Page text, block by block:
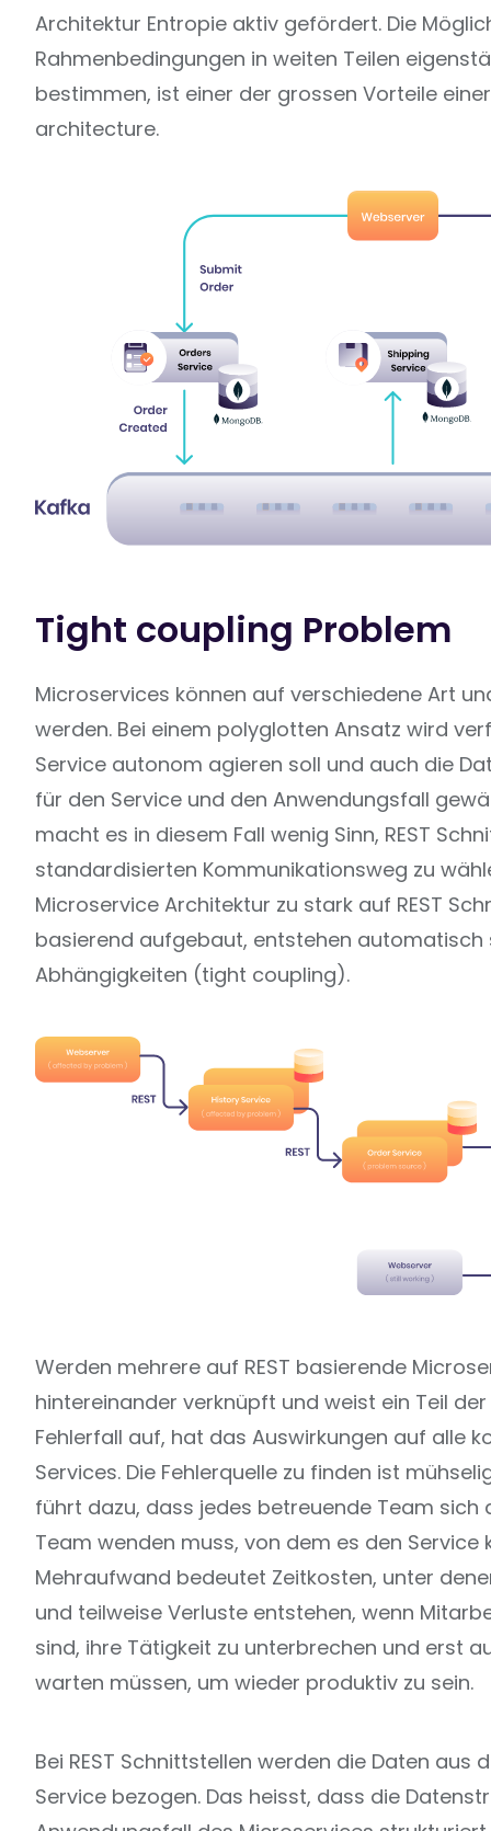
Architektur Entropie aktiv gefördert. Die
Rahmenbedingungen in weiten Teilen
bestimmen, ist einer der grossen Vorteile
architecture.
Tight coupling Problem
Microservices können auf verschiedene Art
werden. Bei einem polyglotten Ansatz wird
Service autonom agieren soll und auch die
für den Service und den Anwendungsfall
macht es in diesem Fall wenig Sinn, REST
standardisierten Kommunikationsweg zu
Microservice Architektur zu stark auf REST
basierend aufgebaut, entstehen automatisch
Abhängigkeiten (tight coupling).
Werden mehrere auf REST basierende
hintereinander verknüpft und weist ein Teil
Fehlerfall auf, hat das Auswirkungen auf alle
Services. Die Fehlerquelle zu finden ist
führt dazu, dass jedes betreuende Team sich
Team wenden muss, von dem es den Service
Mehraufwand bedeutet Zeitkosten, unter
und teilweise Verluste entstehen, wenn
sind, ihre Tätigkeit zu unterbrechen und erst
warten müssen, um wieder produktiv zu sein.
Bei REST Schnittstellen werden die Daten aus
Service bezogen. Das heisst, dass die